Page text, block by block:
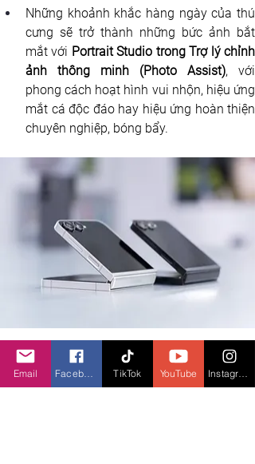
Những khoảnh khắc hàng ngày của thú
cưng sẽ trở thành những bức ảnh bắt
mắt với Portrait Studio trong Trợ lý chỉnh
ảnh thông minh (Photo Assist), với
phong cách hoạt hình vui nhộn, hiệu ứng
mắt cá độc đáo hay hiệu ứng hoàn thiện
chuyên nghiệp, bóng bẩy.
Samsung Galaxy Z Flip7 FE
Email TikTok YouTube